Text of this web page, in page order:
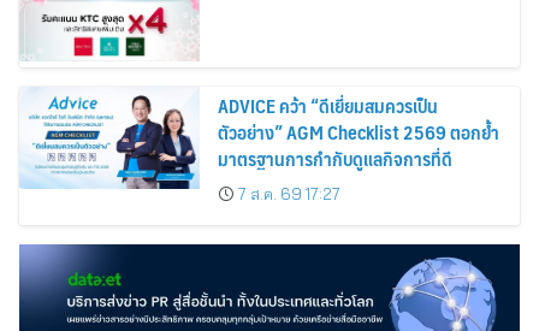
ADVICE คว้า “ดีเยี่ยมสมควรเป็น
ตัวอย่าง” AGM Checklist 2569 ตอกย้ำ
มาตรฐานการกำกับดูแลกิจการที่ดี
7 ส.ค. 69 17:27